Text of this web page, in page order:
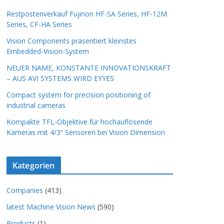
Restpostenverkauf Fujinon HF-SA Series, HF-12M
Series, CF-HA Series
Vision Components präsentiert kleinstes
Embedded-Vision-System
NEUER NAME, KONSTANTE INNOVATIONSKRAFT
– AUS AVI SYSTEMS WIRD EYYES
Compact system for precision positioning of
industrial cameras
Kompakte TFL-Objektive für hochauflösende
Kameras mit 4/3“ Sensoren bei Vision Dimension
Kategorien
Companies (413)
latest Machine Vision News (590)